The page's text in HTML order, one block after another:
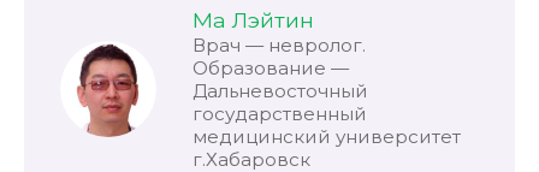
Ма Лэйтин
Врач — невролог.
Образование —
Дальневосточный
государственный
медицинский университет
г.Хабаровск